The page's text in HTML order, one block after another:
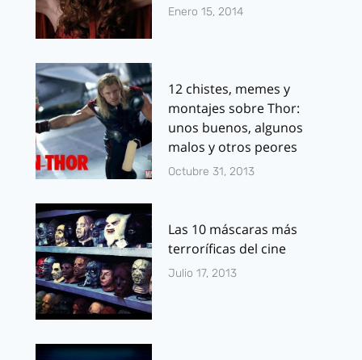
Enero 15, 2014
12 chistes, memes y
montajes sobre Thor:
unos buenos, algunos
malos y otros peores
Octubre 31, 2013
Las 10 máscaras más
terroríficas del cine
Julio 17, 2013